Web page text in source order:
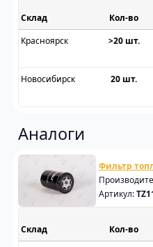
Склад
Красноярск
>20 шт.
Новосибирск
20 шт.
Аналоги
Фильтр
Артикул:
Склад